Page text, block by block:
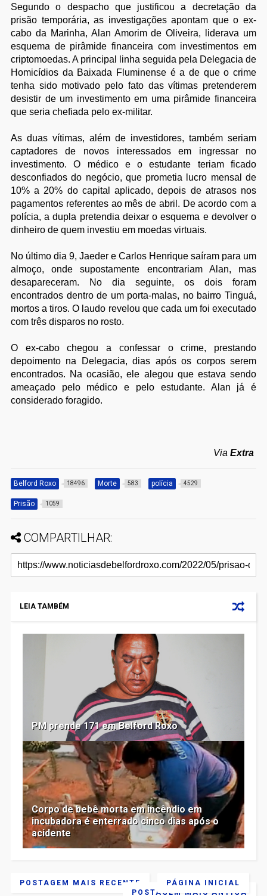
Segundo o despacho que justificou a decretação da
prisão temporária, as investigações apontam que o ex-
cabo da Marinha, Alan Amorim de Oliveira, liderava um
esquema de pirâmide financeira com investimentos em
criptomoedas. A principal linha seguida pela Delegacia de
Homicídios da Baixada Fluminense é a de que o crime
tenha sido motivado pelo fato das vítimas pretenderem
desistir de um investimento em uma pirâmide financeira
que seria chefiada pelo ex-militar.
As duas vítimas, além de investidores, também seriam
captadores de novos interessados em ingressar no
investimento. O médico e o estudante teriam ficado
desconfiados do negócio, que prometia lucro mensal de
10% a 20% do capital aplicado, depois de atrasos nos
pagamentos referentes ao mês de abril. De acordo com a
polícia, a dupla pretendia deixar o esquema e devolver o
dinheiro de quem investiu em moedas virtuais.
No último dia 9, Jaeder e Carlos Henrique saíram para um
almoço, onde supostamente encontrariam Alan, mas
desapareceram. No dia seguinte, os dois foram
encontrados dentro de um porta-malas, no bairro Tinguá,
mortos a tiros. O laudo revelou que cada um foi executado
com três disparos no rosto.
O ex-cabo chegou a confessar o crime, prestando
depoimento na Delegacia, dias após os corpos serem
encontrados. Na ocasião, ele alegou que estava sendo
ameaçado pelo médico e pelo estudante. Alan já é
considerado foragido.
ViaExtra
Belford Roxo 18496 Morte 583 polícia 4529
Prisão 1059
COMPARTILHAR:
LEIA TAMBÉM
PM prende 171 em Belford Roxo
Corpo de bebê morta em incêndio em
incubadora é enterrado cinco dias após o
acidente
POSTAGEM MAIS RECENTE
POSTAGEM MAIS ANTIGA
PÁGINA INICIAL